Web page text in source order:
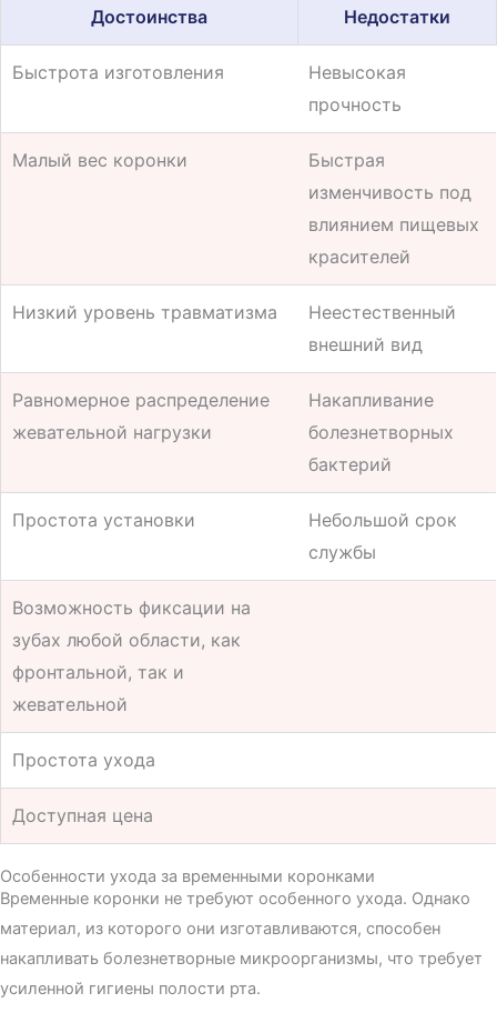
Достоинства Недостатки
Быстрота изготовления
Невысокая
прочность
Малый вес коронки
Быстрая
изменчивость под
влиянием пищевых
красителей
Низкий уровень травматизма
Неестественный
внешний вид
Равномерное распределение
жевательной нагрузки
Накапливание
болезнетворных
бактерий
Простота установки
Небольшой срок
службы
Возможность фиксации на
зубах любой области, как
фронтальной, так и
жевательной
Простота ухода
Доступная цена
Особенности ухода за временными коронками
Временные коронки не требуют особенного ухода. Однако
материал, из которого они изготавливаются, способен
накапливать болезнетворные микроорганизмы, что требует
усиленной гигиены полости рта.